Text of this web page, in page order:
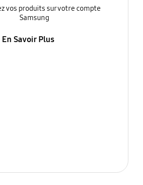
vos produits sur votre compte
Samsung
En Savoir Plus